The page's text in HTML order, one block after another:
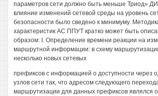
параметров сети должно быть меньше Триод» ДИ
влияние изменений сетевой среды на уровень
безопасности было сведено к минимуму.
характеристик АС ППУТ кратко может быть
образом: I. Определение времени реакции на
маршрутной информации: в схему
несколько новых сетевых
префиксов с информацией о доступности через
узлов сети так, что адресом следующего
маршрутизации для данных префиксов являлся